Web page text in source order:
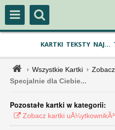
KARTKI TEKSTY NAJ...
Wszystkie Kartki
Specjalnie dla Ciebie...
Pozostałe kartki w kategorii:
Zobacz kartki